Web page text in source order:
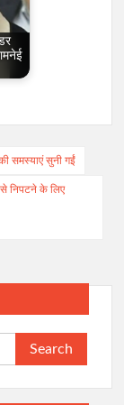
समस्याएं सुनी गईं
से निपटने के लिए
Search
for: